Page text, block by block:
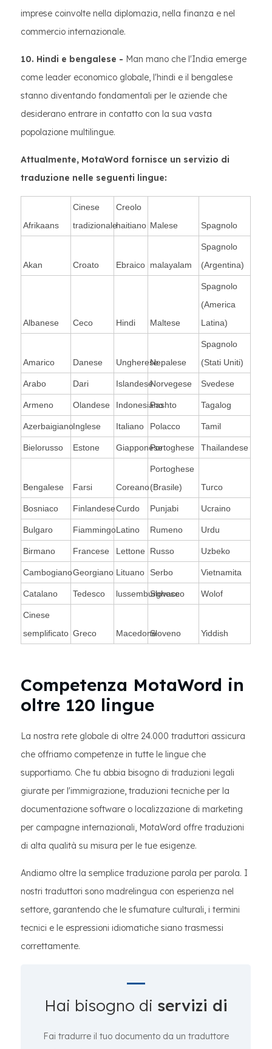
imprese coinvolte nella diplomazia, nella finanza e nel
commercio internazionale.
10. Hindi e bengalese - Man mano che l'India emerge
come leader economico globale, l'hindi e il bengalese
stanno diventando fondamentali per le aziende che
desiderano entrare in contatto con la sua vasta
popolazione multilingue.
Attualmente, MotaWord fornisce un servizio di
traduzione nelle seguenti lingue:
Afrikaans
Cinese
tradizionale
Creolo
haitiano Malese Spagnolo
Akan Croato Ebraico malayalam
Spagnolo
(Argentina)
Albanese Ceco Hindi Maltese
Spagnolo
(America
Latina)
Amarico Danese UnghereseNepalese
Spagnolo
(Stati Uniti)
Arabo Dari IslandeseNorvegese Svedese
Armeno Olandese IndonesianoPashto Tagalog
AzerbaigianoInglese Italiano Polacco Tamil
Bielorusso Estone GiapponesePortoghese Thailandese
Bengalese Farsi Coreano
Portoghese
(Brasile)
Turco
Bosniaco FinlandeseCurdo Punjabi Ucraino
Bulgaro FiammingoLatino Rumeno Urdu
Birmano Francese Lettone Russo Uzbeko
CambogianoGeorgiano Lituano Serbo Vietnamita
Catalano Tedesco lussemburghese
Slovacco Wolof
Cinese
semplificato Greco MacedoneSloveno Yiddish
Competenza MotaWord in
oltre 120 lingue
La nostra rete globale di oltre 24.000 traduttori assicura
che offriamo competenze in tutte le lingue che
supportiamo. Che tu abbia bisogno di traduzioni legali
giurate per l'immigrazione, traduzioni tecniche per la
documentazione software o localizzazione di marketing
per campagne internazionali, MotaWord offre traduzioni
di alta qualità su misura per le tue esigenze.
Andiamo oltre la semplice traduzione parola per parola. I
nostri traduttori sono madrelingua con esperienza nel
settore, garantendo che le sfumature culturali, i termini
tecnici e le espressioni idiomatiche siano trasmessi
correttamente.
Hai bisogno di servizi di
Fai tradurre il tuo documento da un traduttore